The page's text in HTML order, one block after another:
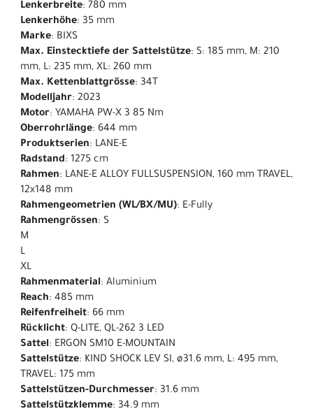
Lenkerbreite: 780 mm
Lenkerhöhe: 35 mm
Marke: BIXS
Max. Einstecktiefe der Sattelstütze: S: 185 mm, M: 210
mm, L: 235 mm, XL: 260 mm
Max. Kettenblattgrösse: 34T
Modelljahr: 2023
Motor: YAMAHA PW-X 3 85 Nm
Oberrohrlänge: 644 mm
Produktserien: LANE-E
Radstand: 1275 cm
Rahmen: LANE-E ALLOY FULLSUSPENSION, 160 mm TRAVEL,
12x148 mm
Rahmengeometrien (WL/BX/MU): E-Fully
Rahmengrössen: S
M
L
XL
Rahmenmaterial: Aluminium
Reach: 485 mm
Reifenfreiheit: 66 mm
Rücklicht: Q-LITE, QL-262 3 LED
Sattel: ERGON SM10 E-MOUNTAIN
Sattelstütze: KIND SHOCK LEV SI, ø31.6 mm, L: 495 mm,
TRAVEL: 175 mm
Sattelstützen-Durchmesser: 31.6 mm
Sattelstützklemme: 34.9 mm